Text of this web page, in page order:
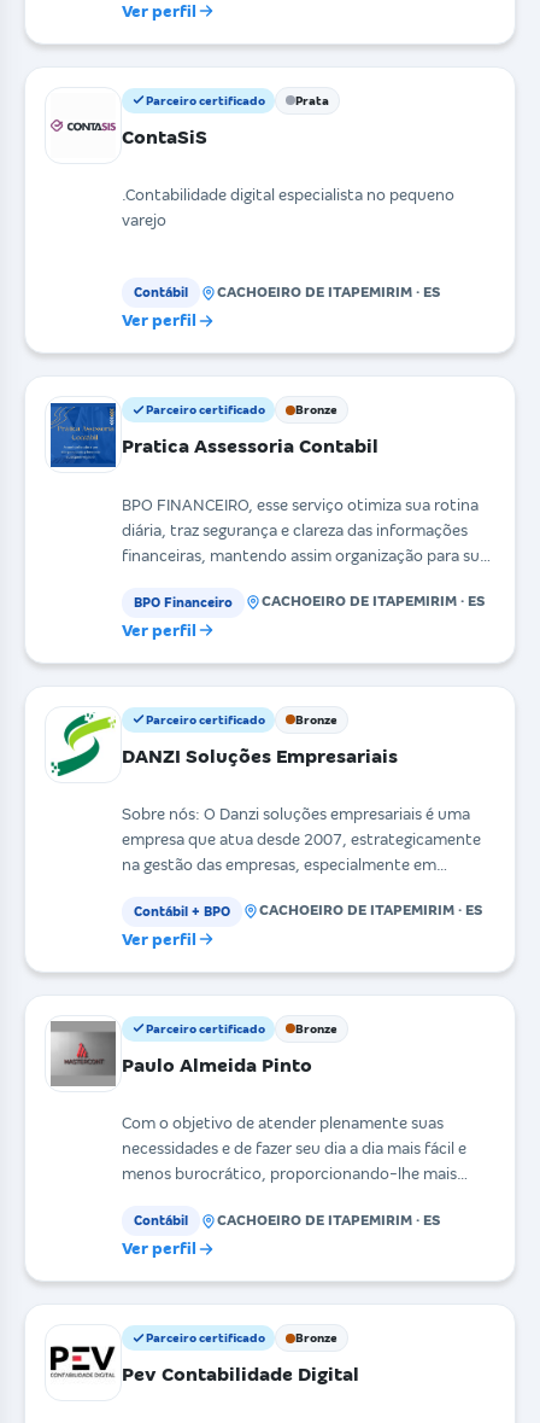
Ver perfil
Parceiro certificado Prata
ContaSiS
.Contabilidade digital especialista no pequeno
varejo
Contábil CACHOEIRO DE ITAPEMIRIM · ES
Ver perfil
Parceiro certificado Bronze
Pratica Assessoria Contabil
BPO FINANCEIRO, esse serviço otimiza sua rotina
diária, traz segurança e clareza das informações
financeiras, mantendo assim organização para sua
BPO Financeiro CACHOEIRO DE ITAPEMIRIM · ES
Ver perfil
Parceiro certificado Bronze
DANZI Soluções Empresariais
Sobre nós: O Danzi soluções empresariais é uma
empresa que atua desde 2007, estrategicamente
na gestão das empresas, especialmente em
Contábil + BPO CACHOEIRO DE ITAPEMIRIM · ES
Ver perfil
Parceiro certificado Bronze
Paulo Almeida Pinto
Com o objetivo de atender plenamente suas
necessidades e de fazer seu dia a dia mais fácil e
menos burocrático, proporcionando-lhe mais
Contábil CACHOEIRO DE ITAPEMIRIM · ES
Ver perfil
Parceiro certificado Bronze
Pev Contabilidade Digital